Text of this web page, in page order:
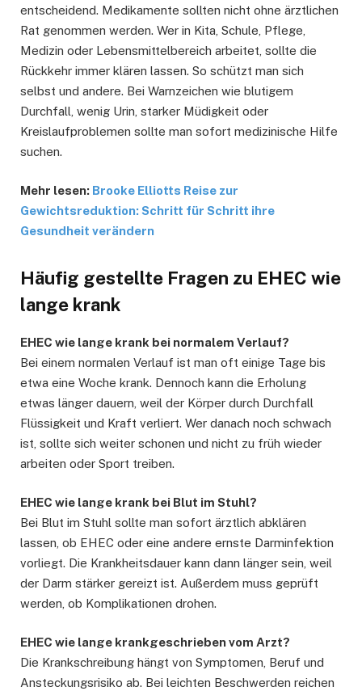
entscheidend. Medikamente sollten nicht ohne ärztlichen
Rat genommen werden. Wer in Kita, Schule, Pflege,
Medizin oder Lebensmittelbereich arbeitet, sollte die
Rückkehr immer klären lassen. So schützt man sich
selbst und andere. Bei Warnzeichen wie blutigem
Durchfall, wenig Urin, starker Müdigkeit oder
Kreislaufproblemen sollte man sofort medizinische Hilfe
suchen.
Mehr lesen: Brooke Elliotts Reise zur
Gewichtsreduktion: Schritt für Schritt ihre
Gesundheit verändern
Häufig gestellte Fragen zu EHEC wie
lange krank
EHEC wie lange krank bei normalem Verlauf?
Bei einem normalen Verlauf ist man oft einige Tage bis
etwa eine Woche krank. Dennoch kann die Erholung
etwas länger dauern, weil der Körper durch Durchfall
Flüssigkeit und Kraft verliert. Wer danach noch schwach
ist, sollte sich weiter schonen und nicht zu früh wieder
arbeiten oder Sport treiben.
EHEC wie lange krank bei Blut im Stuhl?
Bei Blut im Stuhl sollte man sofort ärztlich abklären
lassen, ob EHEC oder eine andere ernste Darminfektion
vorliegt. Die Krankheitsdauer kann dann länger sein, weil
der Darm stärker gereizt ist. Außerdem muss geprüft
werden, ob Komplikationen drohen.
EHEC wie lange krankgeschrieben vom Arzt?
Die Krankschreibung hängt von Symptomen, Beruf und
Ansteckungsrisiko ab. Bei leichten Beschwerden reichen